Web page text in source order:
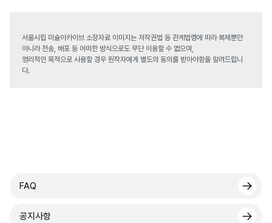
서울시립 미술아카이브 소장자료 이미지는 저작권법 등 관계법령에 따라 복제뿐만
아니라 전송, 배포 등 어떠한 방식으로도 무단 이용할 수 없으며,
영리적인 목적으로 사용할 경우 원작자에게 별도의 동의를 받아야함을 알려드립니
다.
FAQ
공지사항